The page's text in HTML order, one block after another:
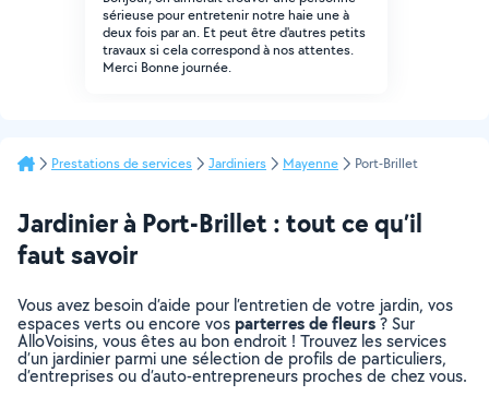
sérieuse pour entretenir notre haie une à
deux fois par an. Et peut être d'autres petits
travaux si cela correspond à nos attentes.
Merci Bonne journée.
Prestations de services Jardiniers Mayenne Port-Brillet
Jardinier à Port-Brillet : tout ce qu’il
faut savoir
Vous avez besoin d’aide pour l’entretien de votre jardin, vos
espaces verts ou encore vosparterres de fleurs? Sur
AlloVoisins, vous êtes au bon endroit ! Trouvez les services
d’un jardinier parmi une sélection de profils de particuliers,
d’entreprises ou d’auto-entrepreneurs proches de chez vous.